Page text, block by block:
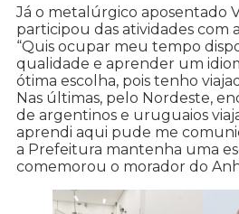
Já o metalúrgico aposentado
participou das atividades com
“Quis ocupar meu tempo
qualidade e aprender um
ótima escolha, pois tenho
Nas últimas, pelo Nordeste,
de argentinos e uruguaios
aprendi aqui pude me
a Prefeitura mantenha uma
comemorou o morador do